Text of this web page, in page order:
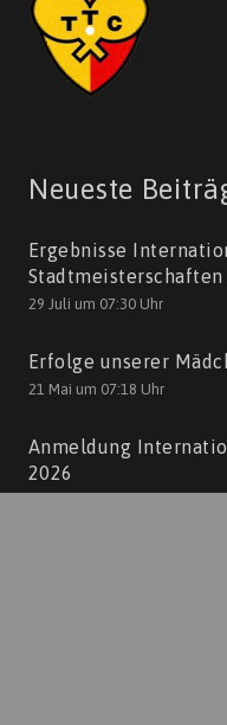
Neueste
Ergebnisse
Stadtmeisterschaften
29 Juli um 07:30 Uhr
Erfolge unserer
21 Mai um 07:18 Uhr
Anmeldung
2026